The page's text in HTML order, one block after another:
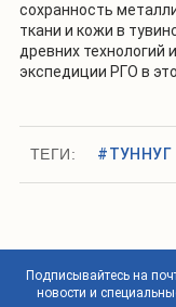
сохранность
ткани и кожи в
древних технологий
экспедиции РГО в
ТЕГИ: #ТУННУГ
Подписывайтесь на
новости и